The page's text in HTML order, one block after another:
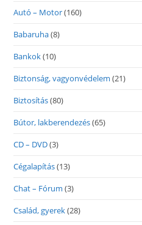
Autó – Motor(160)
Babaruha(8)
Bankok(10)
Biztonság, vagyonvédelem (21)
Biztosítás(80)
Bútor, lakberendezés(65)
CD – DVD(3)
Cégalapítás(13)
Chat – Fórum (3)
Család, gyerek(28)